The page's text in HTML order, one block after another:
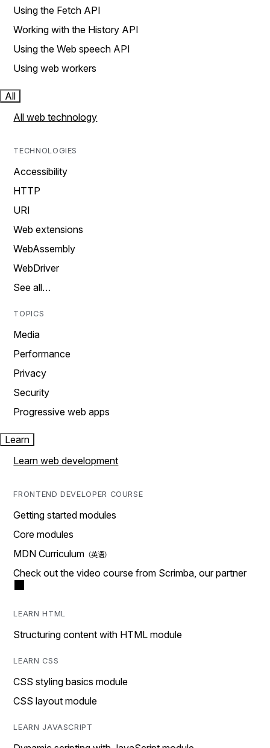
Using the Fetch API
Working with the History API
Using the Web speech API
Using web workers
All
All web technology
TECHNOLOGIES
Accessibility
HTTP
URI
Web extensions
WebAssembly
WebDriver
See all…
TOPICS
Media
Performance
Privacy
Security
Progressive web apps
Learn
Learn web development
FRONTEND DEVELOPER COURSE
Getting started modules
Core modules
MDN Curriculum
Check out the video course from Scrimba, our partner
LEARN HTML
Structuring content with HTML module
LEARN CSS
CSS styling basics module
CSS layout module
LEARN JAVASCRIPT